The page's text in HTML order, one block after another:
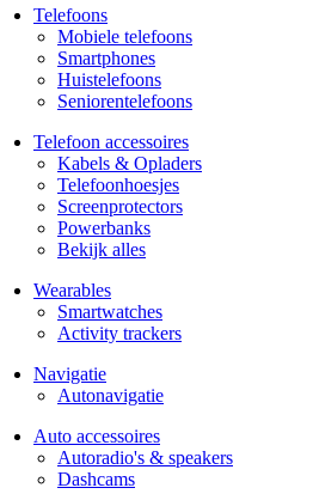
Telefoons
Mobiele telefoons
Smartphones
Huistelefoons
Seniorentelefoons
Telefoon accessoires
Kabels & Opladers
Telefoonhoesjes
Screenprotectors
Powerbanks
Bekijk alles
Wearables
Smartwatches
Activity trackers
Navigatie
Autonavigatie
Auto accessoires
Autoradio's & speakers
Dashcams